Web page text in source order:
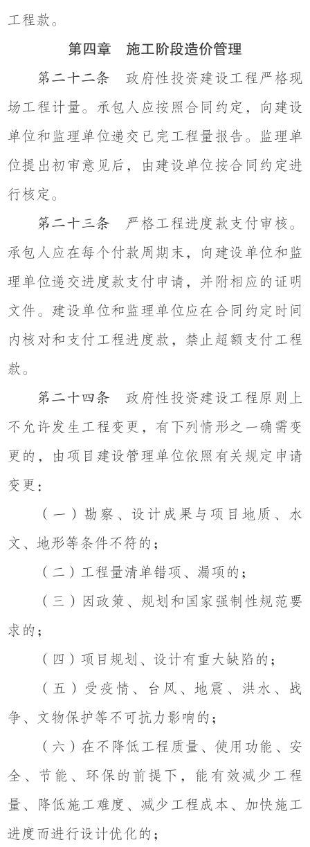
工程款。
第四章 施工阶段造价管理
第二十二条 政府性投资建设工程严格现
场工程计量。承包人应按照合同约定，向建设
单位和监理单位递交已完工程量报告。监理单
位提出初审意见后，由建设单位按合同约定进
行核定。
第二十三条
严格工程进度款支付审核。
承包人应在每个付款周期末，向建设单位和监
理单位递交进度款支付申请，并附相应的证明
文件。建设单位和监理单位应在合同约定时间
内核对和支付工程进度款，禁止超额支付工程
款。
第二十四条
政府性投资建设工程原则上
不允许发生工程变更，有下列情形之一确需变
更的，由项目建设管理单位依照有关规定申请
变更：
（一）勘察、设计成果与项目地质、水
文、地形等条件不符的；
（二）工程量清单错项、漏项的；
（三）因政策、规划和国家强制性规范要
求的；
（四）项目规划、设计有重大缺陷的；
（五）受疫情、台风、地震、洪水、战
争、文物保护等不可抗力影响的；
（六）在不降低工程质量、使用功能、安
全、节能、环保的前提下，能有效减少工程
量、降低施工难度、减少工程成本、加快施工
进度而进行设计优化的；